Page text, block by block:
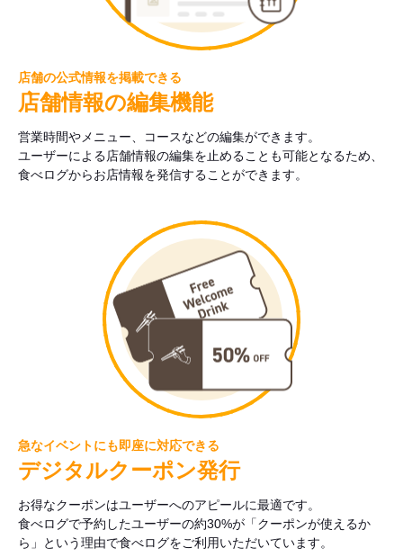
店舗の公式情報を掲載できる
店舗情報の編集機能
営業時間やメニュー、コースなどの編集ができます。
ユーザーによる店舗情報の編集を止めることも可能となるため、
食べログからお店情報を発信することができます。
急なイベントにも即座に対応できる
デジタルクーポン発行
お得なクーポンはユーザーへのアピールに最適です。
食べログで予約したユーザーの約30%が「クーポンが使えるか
ら」という理由で食べログをご利用いただいています。